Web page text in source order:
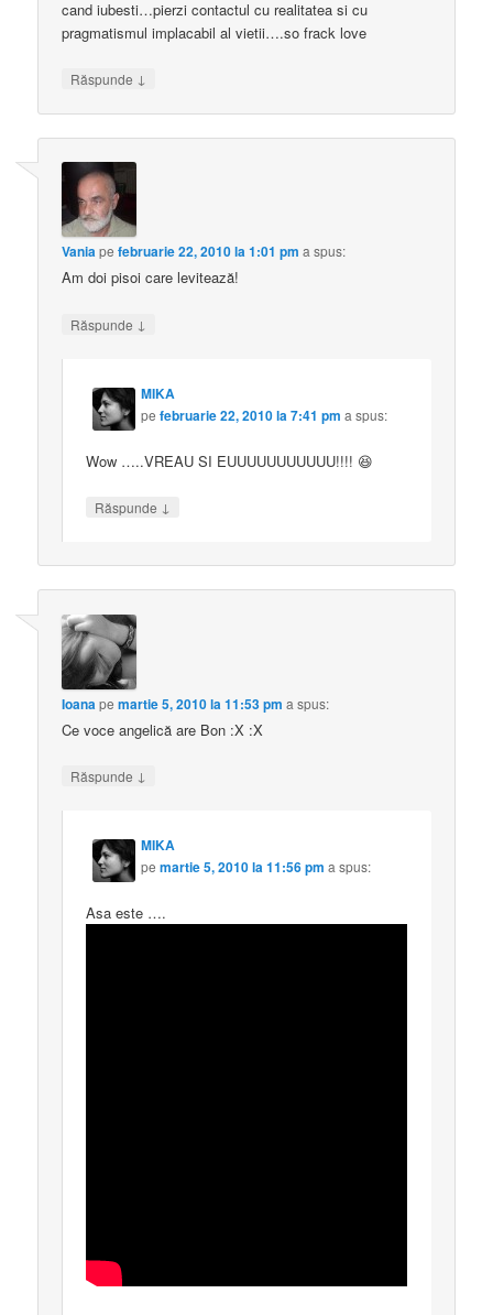
cand iubesti…pierzi contactul cu realitatea si cu
pragmatismul implacabil al vietii….so frack love
Răspunde ↓
Vaniapefebruarie 22, 2010 la 1:01 pm a spus:
Am doi pisoi care levitează!
Răspunde ↓
MIKA
pefebruarie 22, 2010 la 7:41 pm a spus:
Wow …..VREAU SI EUUUUUUUUUUU!!!! 😆
Răspunde ↓
Ioana pemartie 5, 2010 la 11:53 pm a spus:
Ce voce angelică are Bon :X :X
Răspunde ↓
MIKA
pemartie 5, 2010 la 11:56 pm a spus:
Asa este ….